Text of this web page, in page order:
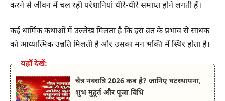
करने से जीवन में चल रही परेशानियां धीरे-धीरे समाप्त होने लगती हैं।
कई धार्मिक कथाओं में उल्लेख मिलता है कि इस व्रत के प्रभाव से साधक
को आध्यात्मिक उन्नति मिलती है और उसका मन भक्ति में स्थिर होता है।
यहाँ देखें:
चैत्र नवरात्रि 2026 कब है? जानिए घटस्थापना,
शुभ मुहूर्त और पूजा विधि